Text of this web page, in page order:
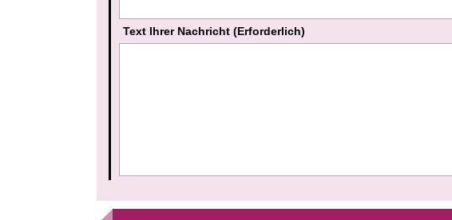
Text Ihrer Nachricht (Erforderlich)